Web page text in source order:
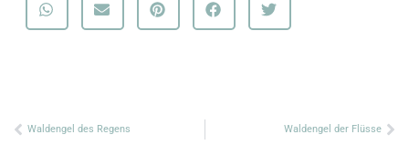
Zurück
Waldengel des Regens Waldengel der Flüsse